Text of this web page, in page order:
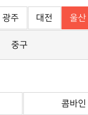
광주 대전 울산
중구
콤바인